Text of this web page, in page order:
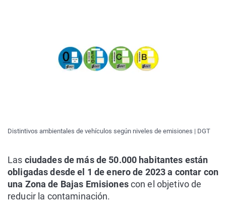
Distintivos ambientales de vehículos según niveles de emisiones | DGT
Las ciudades de más de 50.000 habitantes están
obligadas desde el 1 de enero de 2023 a contar con
una Zona de Bajas Emisionescon el objetivo de
reducir la contaminación.